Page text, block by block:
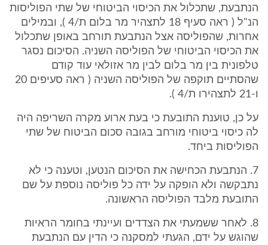
הנתבעת, שתכלול את הכיסוי הביטוחי של שתי הפוליסות
הנ"ל ( ראה סעיף 18 לתצהיר מר בלום ת/4 ), ובמילים
אחרות, שהפוליסה אצל הנתבעת תורחב באופן שתכלול
את הכיסוי הביטוחי של הפוליסה השניה. הסיכום נסגר
טלפונית בין מר בלום לבין מר אזולאי עוד קודם
שהסתיים תוקפה של הפוליסה השניה ( ראה סעיפים 20
ו-21 לתצהירו ת/4 ).
על כן, טוענת התובעת כי בעת ארוע מקרה השריפה היה
לה כיסוי ביטוחי מורחב בגובה סכום הביטוח של שתי
הפוליסות ביחד.
7. הנתבעת הכחישה את הסיכום הנטען, וטענה כי לא
נתבקשה ולא הופקה על ידה כל פוליסה נוספת על שם
התובעת מלבד הפוליסה הראשונה.
8. לאחר ששמעתי את הצדדים ועיינתי בחומר הראיות
שהוגש על ידם, הגעתי למסקנה כי הדין עם הנתבעת